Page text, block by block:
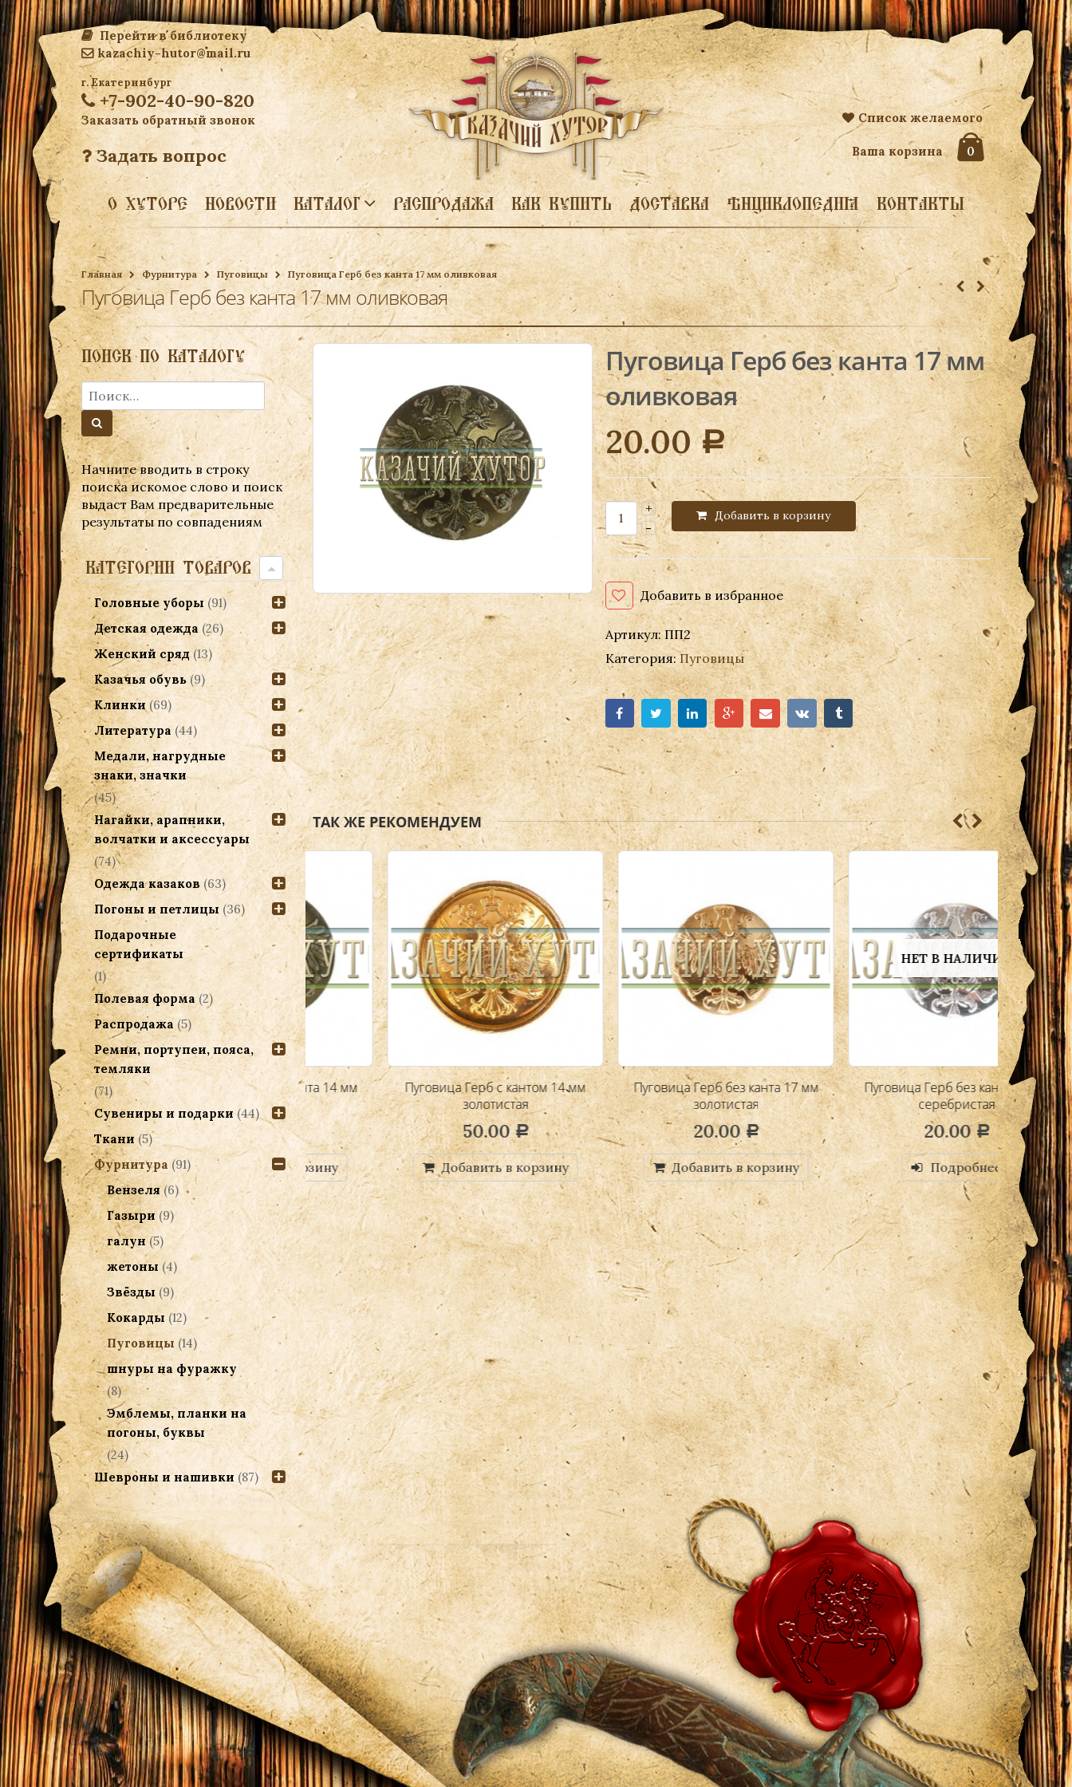
Перейти в библиотеку
kazachiy-hutor@mail.ru
г. Екатеринбург
+7-902-40-90-820
Заказать обратный звонок
Задать вопрос
Список желаемого
Ваша корзина 0
О ХУТОРЕ НОВОСТИ КАТАЛОГ РАСПРОДАЖА КАК КУПИТЬ ДОСТАВКА ЭНЦИКЛОПЕДИЯ КОНТАКТЫ
Главная Фурнитура Пуговицы Пуговица Герб без канта 17 мм оливковая
Пуговица Герб без канта 17 мм оливковая
Пуговица Герб без канта 17 мм
оливковая
20.00Р
Добавить в корзину
Добавить в избранное
Артикул:ПП2
Категория:Пуговицы
ТАК ЖЕ РЕКОМЕНДУЕМ
Пуговица Герб без канта 14 мм
оливковая
20.00
Добавить в корзину
Пуговица Герб с кантом 14 мм
золотистая
50.00Р
Добавить в корзину
Пуговица Герб без канта 17 мм
золотистая
20.00Р
Добавить в корзину
НЕТ В НАЛИЧИИ
Пуговица Герб без канта 14 мм
серебристая
20.00 Р
Подробнее
ПОИСК ПО КАТАЛОГУ
Начните вводить в строку
поиска искомое слово и поиск
выдаст Вам предварительные
результаты по совпадениям
КАТЕГОРИИ ТОВАРОВ
Головные уборы (91)
Детская одежда (26)
Женский сряд (13)
Казачья обувь (9)
Клинки (69)
Литература (44)
Медали, нагрудные
знаки, значки
(45)
Нагайки, арапники,
волчатки и аксессуары
(74)
Одежда казаков (63)
Погоны и петлицы (36)
Подарочные
сертификаты
(1)
Полевая форма (2)
Распродажа (5)
Ремни, портупеи, пояса,
темляки
(71)
Сувениры и подарки (44)
Ткани (5)
Фурнитура (91)
Вензеля (6)
Газыри (9)
галун (5)
жетоны (4)
Звёзды (9)
Кокарды (12)
Пуговицы (14)
шнуры на фуражку
(8)
Эмблемы, планки на
погоны, буквы
(24)
Шевроны и нашивки (87)